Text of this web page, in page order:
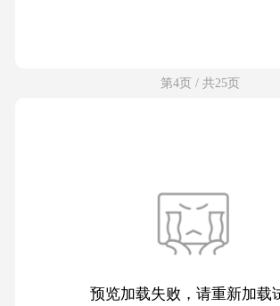
第4页 / 共25页
预览加载失败，请重新加载